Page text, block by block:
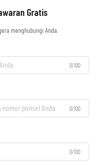
Gratis
menghubungi Anda.
0/100
0/100
0/100